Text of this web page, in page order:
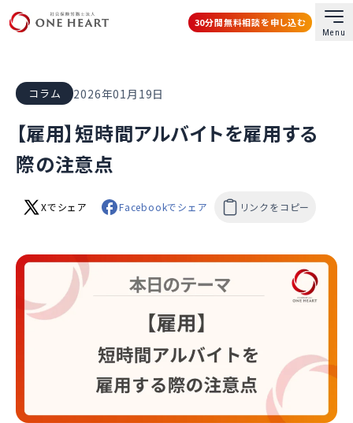
30分間無料相談を申し込む
Menu
コラム 2026年01月19日
【雇用】短時間アルバイトを雇用する
際の注意点
Xでシェア Facebookでシェア リンクをコピー